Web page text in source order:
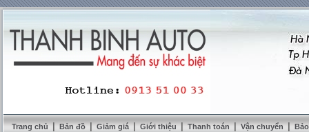
Trang chủ | Bản đồ | Giảm giá | Giới thiệu | Thanh toán | Vận chuyển |